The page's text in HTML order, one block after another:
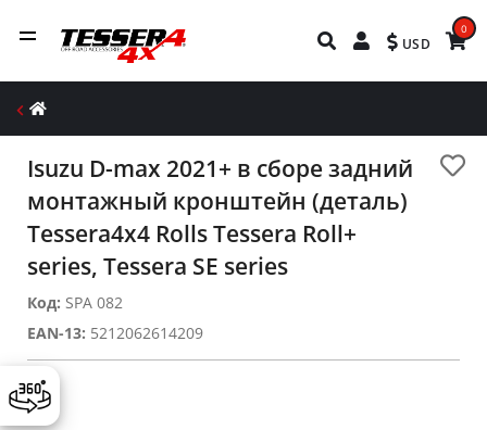
USD
0
Ιsuzu D-max 2021+ в сборе задний
монтажный кронштейн (деталь)
Tessera4x4 Rolls Tessera Roll+
series, Tessera SE series
Код: SPA 082
EAN-13: 5212062614209